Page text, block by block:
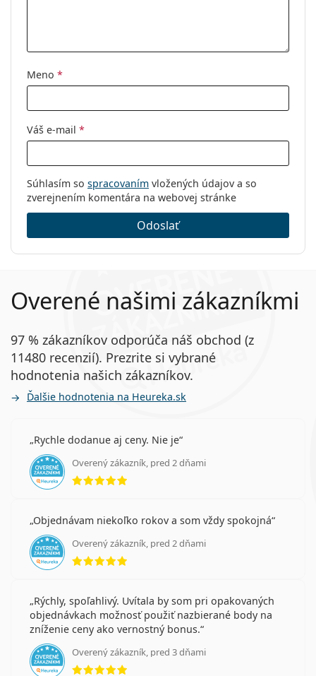
Meno *
Váš e-mail *
Súhlasím so spracovaním vložených údajov a so
zverejnením komentára na webovej stránke
Odoslať
Overené našimi zákazníkmi
97 % zákazníkov odporúča náš obchod (z
11480 recenzií). Prezrite si vybrané
hodnotenia našich zákazníkov.
Ďalšie hodnotenia na Heureka.sk
Rychle dodanue aj ceny. Nie je
Overený zákazník, pred 2 dňami
hodnotenie 5 z 5
Objednávam niekoľko rokov a som vždy spokojná
Overený zákazník, pred 2 dňami
hodnotenie 5 z 5
Rýchly, spoľahlivý. Uvítala by som pri opakovaných
objednávkach možnosť použiť nazbierané body na
zníženie ceny ako vernostný bonus.
Overený zákazník, pred 3 dňami
hodnotenie 5 z 5